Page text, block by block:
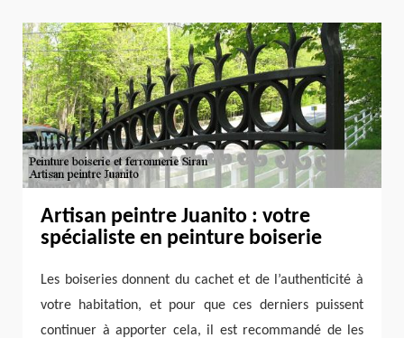
Artisan peintre Juanito : votre
spécialiste en peinture boiserie
Les boiseries donnent du cachet et de l’authenticité à
votre habitation, et pour que ces derniers puissent
continuer à apporter cela, il est recommandé de les